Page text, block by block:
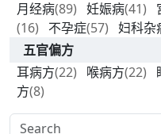
月经病(89) 妊娠病(41)
(16)
不孕症(57) 妇科杂
五官偏方
耳病方(22) 喉病方(22)
方(8)